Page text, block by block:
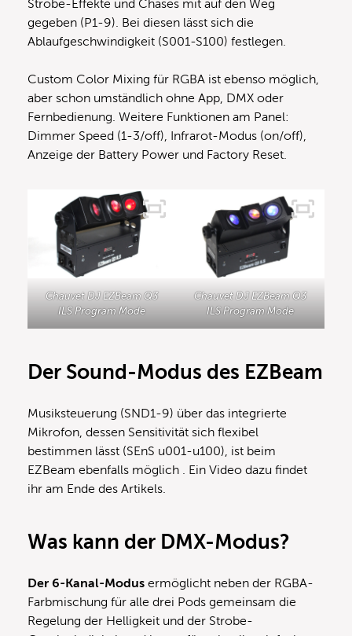
Strobe-Effekte und Chases mit auf den Weg
gegeben (P1-9). Bei diesen lässt sich die
Ablaufgeschwindigkeit (S001-S100) festlegen.
Custom Color Mixing für RGBA ist ebenso möglich,
aber schon umständlich ohne App, DMX oder
Fernbedienung. Weitere Funktionen am Panel:
Dimmer Speed (1-3/off), Infrarot-Modus (on/off),
Anzeige der Battery Power und Factory Reset.
Chauvet DJ EZBeam Q3
ILS Program Mode
Chauvet DJ EZBeam Q3
ILS Program Mode
Der Sound-Modus des EZBeam
Musiksteuerung (SND1-9) über das integrierte
Mikrofon, dessen Sensitivität sich flexibel
bestimmen lässt (SEnS u001-u100), ist beim
EZBeam ebenfalls möglich . Ein Video dazu findet
ihr am Ende des Artikels.
Was kann der DMX-Modus?
Der 6-Kanal-Modus ermöglicht neben der RGBA-
Farbmischung für alle drei Pods gemeinsam die
Regelung der Helligkeit und der Strobe-